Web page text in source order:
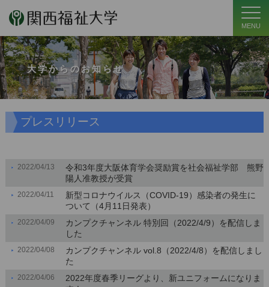
MENU
大学からのお知らせ
プレスリリース
2022/04/13
令和3年度大阪体育学会奨励賞を社会福祉学部 熊野
陽人准教授が受賞
2022/04/11
新型コロナウイルス（COVID-19）感染者の発生に
ついて（4月11日発表）
2022/04/09
カンプクチャンネル 特別回（2022/4/9）を配信しま
した
2022/04/08
カンプクチャンネル vol.8（2022/4/8）を配信しまし
た
2022/04/06
2022年度春季リーグより、新ユニフォームになりま